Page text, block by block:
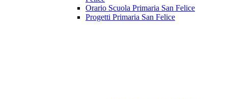
Orario Scuola Primaria San Felice
Progetti Primaria San Felice